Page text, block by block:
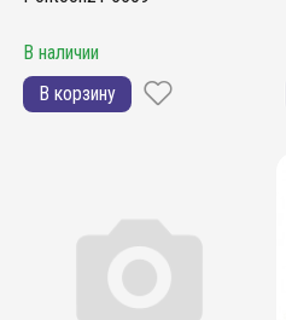
В наличии
В корзину